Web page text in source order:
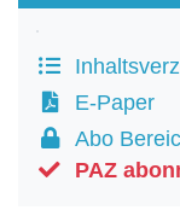
E-Paper
Abo
PAZ